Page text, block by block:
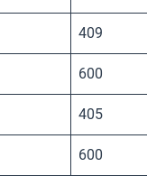
409
600
405
600